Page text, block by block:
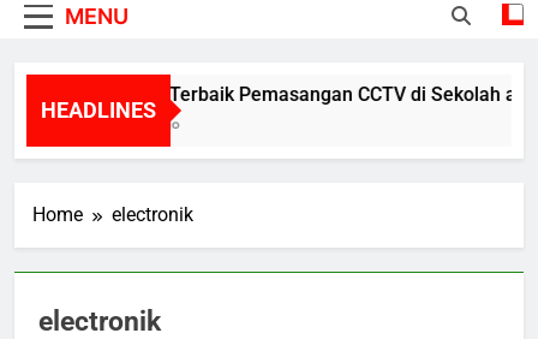
MENU
HEADLINES
Posisi Terbaik Pemasangan CCTV di Sekolah
1 Day Ago
Home electronik
electronik